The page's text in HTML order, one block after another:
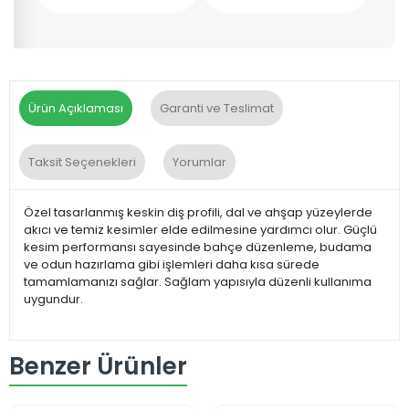
Ürün Açıklaması Garanti ve Teslimat
Taksit Seçenekleri Yorumlar
Özel tasarlanmış keskin diş profili, dal ve ahşap yüzeylerde
akıcı ve temiz kesimler elde edilmesine yardımcı olur. Güçlü
kesim performansı sayesinde bahçe düzenleme, budama
ve odun hazırlama gibi işlemleri daha kısa sürede
tamamlamanızı sağlar. Sağlam yapısıyla düzenli kullanıma
uygundur.
Benzer Ürünler